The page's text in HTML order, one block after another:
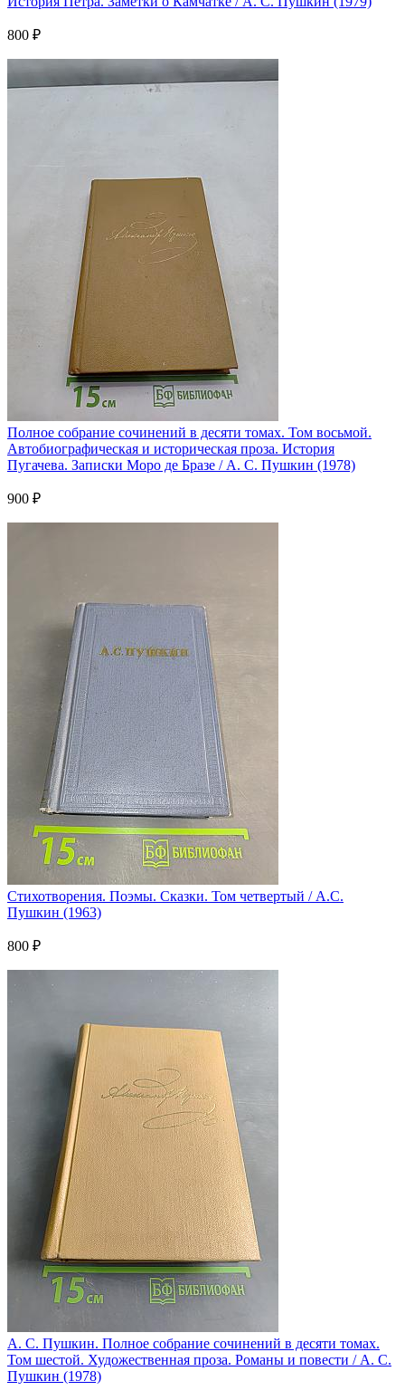
800 ₽
Полное собрание сочинений в десяти томах. Том восьмой.
Автобиографическая и историческая проза. История
Пугачева. Записки Моро де Бразе / А. С. Пушкин (1978)
900 ₽
Стихотворения. Поэмы. Сказки. Том четвертый / А.С.
Пушкин (1963)
800 ₽
А. С. Пушкин. Полное собрание сочинений в десяти томах.
Том шестой. Художественная проза. Романы и повести / А. С.
Пушкин (1978)